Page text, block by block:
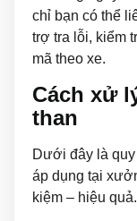
chỉ bạn có thể
trợ tra lỗi, kiểm
mã theo xe.
Cách xử
than
Dưới đây là
áp dụng tại
kiệm – hiệu quả.